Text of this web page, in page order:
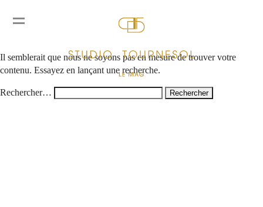
Rien ici
Il semblerait que nous ne soyons pas en mesure de trouver votre
contenu. Essayez en lançant une recherche.
Rechercher…